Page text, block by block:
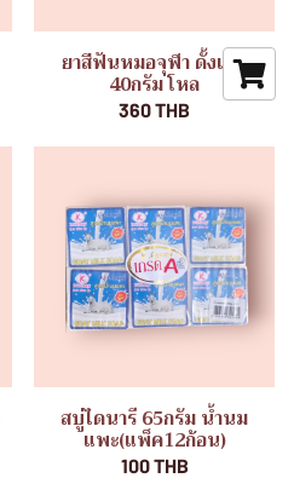
ยาสีฟันหมอจุฬา ดั้งเดิม
40กรัม โหล
360 THB
สบู่ไดนารี 65กรัม น้ำนม
แพะ(แพ็ค12ก้อน)
100 THB